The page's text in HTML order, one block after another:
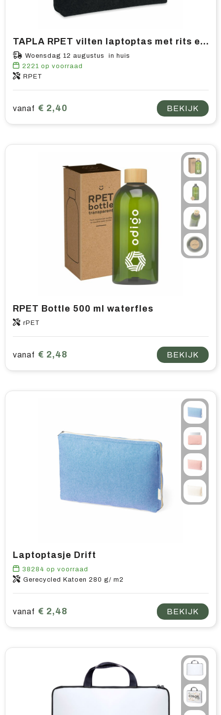
TAPLA RPET vilten laptoptas met rits en logo bedrukken | Vanaf 50 stuks
Woensdag 12 augustus in huis
2221 op voorraad
RPET
vanaf € 2,40 BEKIJK
RPET Bottle 500 ml waterfles
rPET
vanaf € 2,48 BEKIJK
Laptoptasje Drift
38284 op voorraad
Gerecycled Katoen 280 g/ m2
vanaf € 2,48 BEKIJK